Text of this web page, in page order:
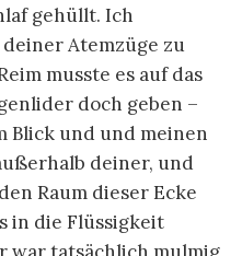
gehüllt. Ich
Atemzüge zu
musste es auf das
doch geben –
Blick und und meinen
deiner, und
Raum dieser Ecke
in die Flüssigkeit